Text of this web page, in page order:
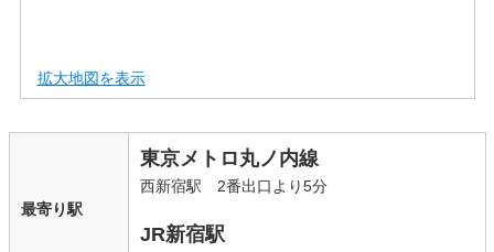
拡大地図を表示
最寄り駅
東京メトロ丸ノ内線
西新宿駅 2番出口より5分
JR新宿駅